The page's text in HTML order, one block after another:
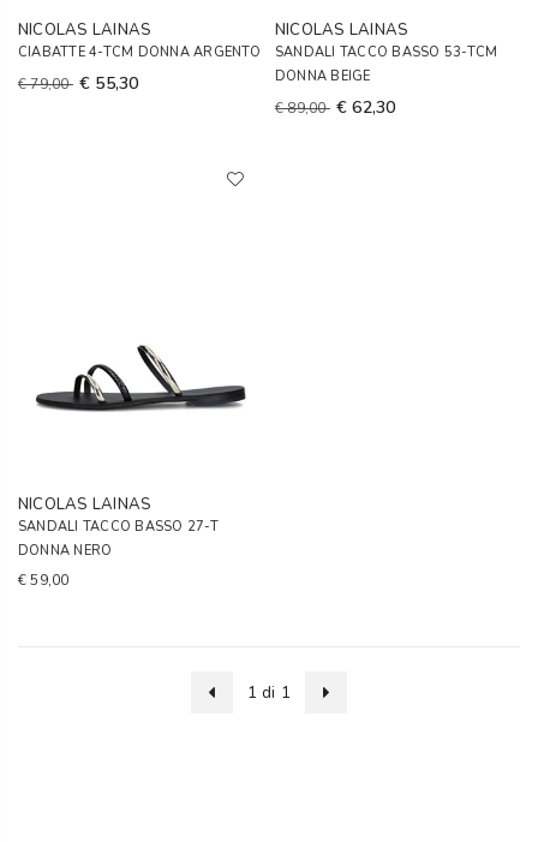
NICOLAS LAINAS
CIABATTE 4-TCM DONNA ARGENTO
€ 79,00 € 55,30
NICOLAS LAINAS
SANDALI TACCO BASSO 53-TCM
DONNA BEIGE
€ 89,00 € 62,30
NICOLAS LAINAS
SANDALI TACCO BASSO 27-T
DONNA NERO
€ 59,00
1 di 1